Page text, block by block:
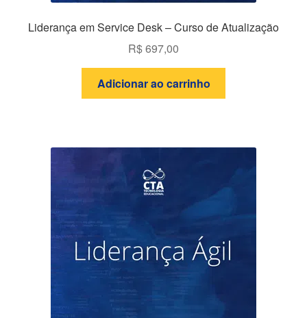
Liderança em Service Desk – Curso de Atualização
R$697,00
Adicionar ao carrinho